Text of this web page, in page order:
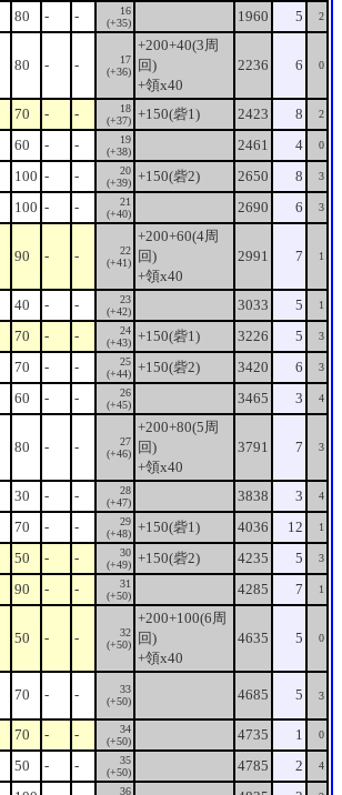
80 - -
16
(+35)
1960 5 2
80 - -
17
(+36)
+200+40(3周
回)
+領x40
2236 6 0
70 - -
18
(+37) +150(砦1) 2423 8 2
60 - -
19
(+38)
2461 4 0
100 - -
20
(+39) +150(砦2) 2650 8 3
100 - -
21
(+40)
2690 6 3
90 - -
22
(+41)
+200+60(4周
回)
+領x40
2991 7 1
40 - -
23
(+42)
3033 5 1
70 - -
24
(+43) +150(砦1) 3226 5 3
70 - -
25
(+44) +150(砦2) 3420 6 3
60 - -
26
(+45)
3465 3 4
80 - -
27
(+46)
+200+80(5周
回)
+領x40
3791 7 3
30 - -
28
(+47)
3838 3 4
70 - -
29
(+48) +150(砦1) 4036 12 1
50 - -
30
(+49) +150(砦2) 4235 5 3
90 - -
31
(+50)
4285 7 1
50 - -
32
(+50)
+200+100(6周
回)
+領x40
4635 5 0
70 - -
33
(+50)
4685 5 3
70 - -
34
(+50)
4735 1 0
50 - -
35
(+50)
4785 2 4
36